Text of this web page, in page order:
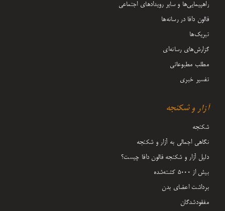
راهپیمایی‌ها و سایر رویدادهای اجتماعی
فالون دافا در رسانه‌ها
تبریک‌ها
گزارش‌های رسانه‌ای
مطلب مطبوعاتی
تفسیر خبری
آزار و شکنجه
شکنجه
نگاهی اجمالی به آزار و شکنجه
دلیل آزار و شکنجه فالون دافا چیست؟
بیش از 5000 کشته‌شده
برداشت اعضای بدن
مفقودشدگان